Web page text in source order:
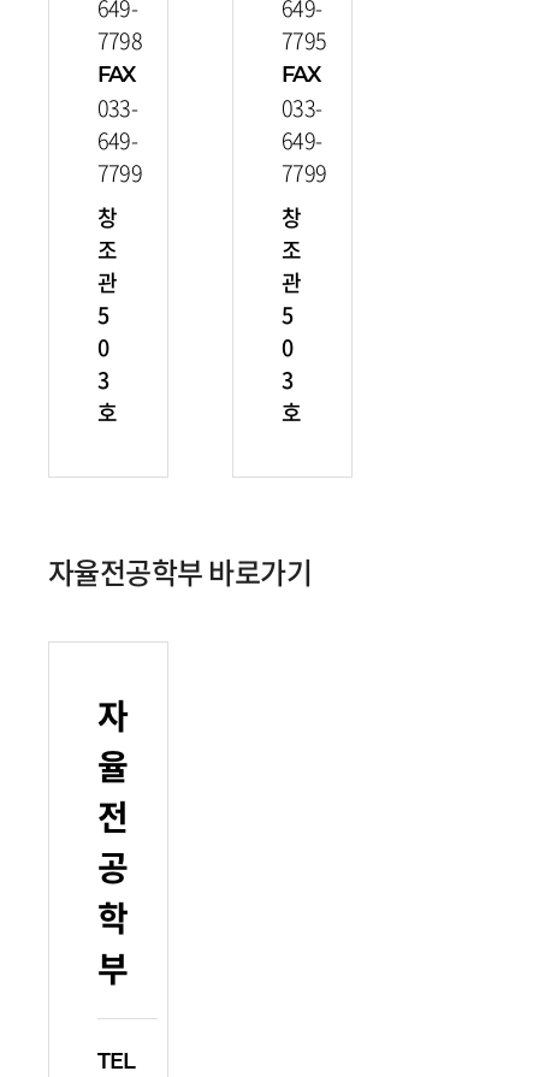
649-
7798
FAX
033-
649-
7799
창
조
관
5
0
3
호
649-
7795
FAX
033-
649-
7799
창
조
관
5
0
3
호
자율전공학부 바로가기
자
율
전
공
학
부
TEL